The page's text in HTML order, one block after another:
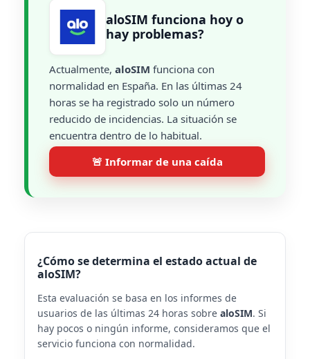
aloSIM funciona hoy o
hay problemas?
Actualmente, aloSIM funciona con
normalidad en España. En las últimas 24
horas se ha registrado solo un número
reducido de incidencias. La situación se
encuentra dentro de lo habitual.
🚨 Informar de una caída
¿Cómo se determina el estado actual de
aloSIM?
Esta evaluación se basa en los informes de
usuarios de las últimas 24 horas sobre aloSIM. Si
hay pocos o ningún informe, consideramos que el
servicio funciona con normalidad.